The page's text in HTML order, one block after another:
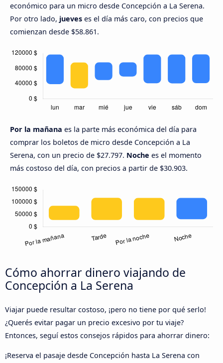
económico para un micro desde Concepción a La Serena.
Por otro lado, jueves es el día más caro, con precios que
comienzan desde $58.861.
Por la mañana es la parte más económica del día para
comprar los boletos de micro desde Concepción a La
Serena, con un precio de $27.797. Noche es el momento
más costoso del día, con precios a partir de $30.903.
Cómo ahorrar dinero viajando de
Concepción a La Serena
Viajar puede resultar costoso, ¡pero no tiene por qué serlo!
¿Querés evitar pagar un precio excesivo por tu viaje?
Entonces, seguí estos consejos rápidos para ahorrar dinero:
¡Reserva el pasaje desde Concepción hasta La Serena con